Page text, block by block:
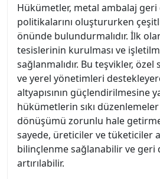
Hükümetler, metal ambalaj
politikalarını oluştururken
önünde bulundurmalıdır. İlk
tesislerinin kurulması ve
sağlanmalıdır. Bu teşvikler, özel
ve yerel yönetimleri
altyapısının güçlendirilmesine
hükümetlerin sıkı
dönüşümü zorunlu hale
sayede, üreticiler ve tüketiciler
bilinçlenme sağlanabilir ve geri
artırılabilir.